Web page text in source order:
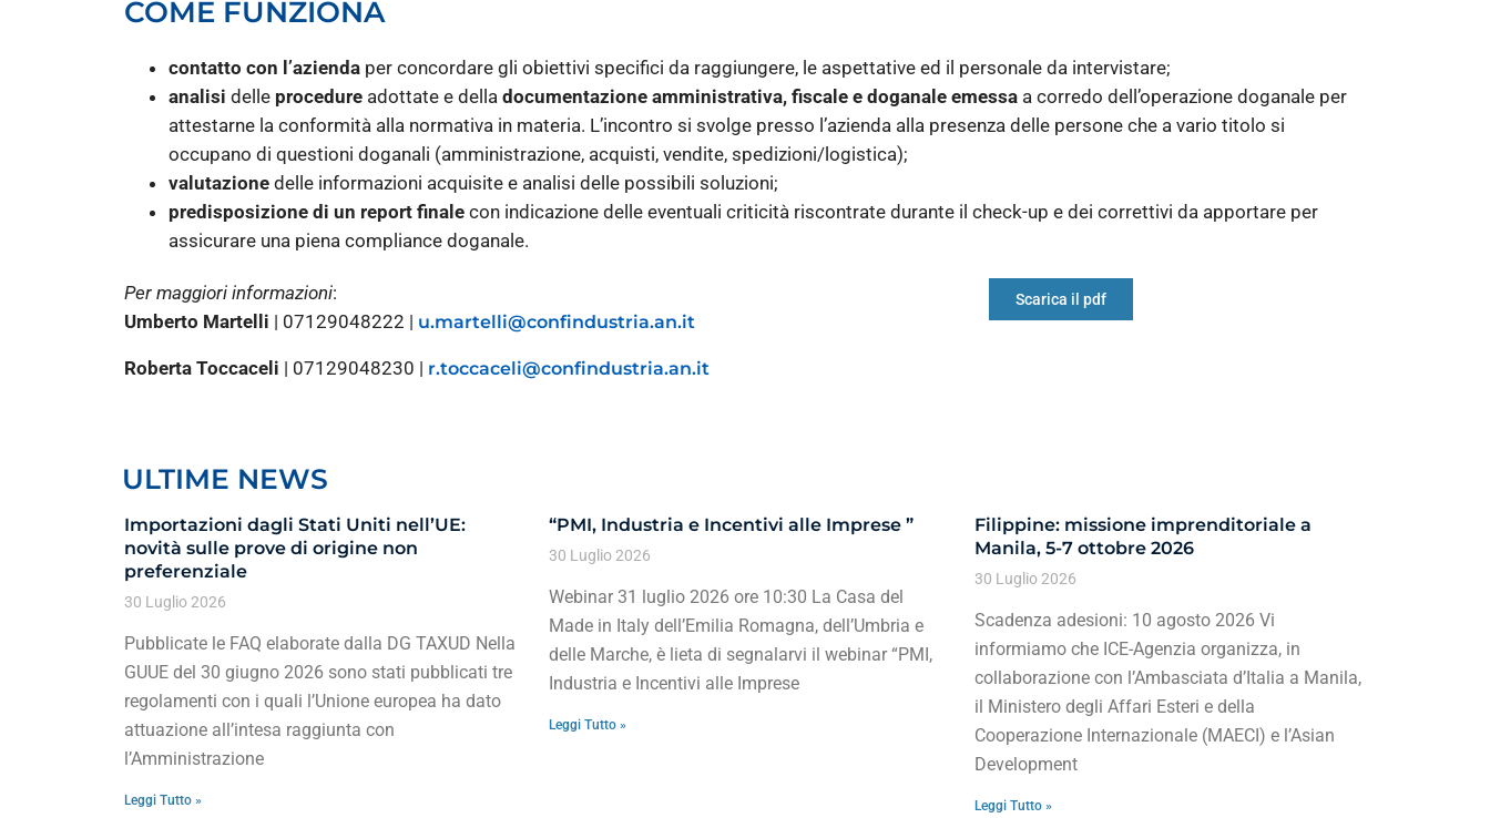
COME FUNZIONA
contatto con l’azienda per concordare gli obiettivi specifici da raggiungere, le aspettative ed il personale da intervistare;
analisi delle procedure adottate e della documentazione amministrativa, fiscale e doganale emessa a corredo dell’operazione doganale per
attestarne la conformità alla normativa in materia. L’incontro si svolge presso l’azienda alla presenza delle persone che a vario titolo si
occupano di questioni doganali (amministrazione, acquisti, vendite, spedizioni/logistica);
valutazione delle informazioni acquisite e analisi delle possibili soluzioni;
predisposizione di un report finale con indicazione delle eventuali criticità riscontrate durante il check-up e dei correttivi da apportare per
assicurare una piena compliance doganale.
Per maggiori informazioni:
Umberto Martelli | 07129048222 | u.martelli@confindustria.an.it
Roberta Toccaceli | 07129048230 | r.toccaceli@confindustria.an.it
Scarica il pdf
ULTIME NEWS
Importazioni dagli Stati Uniti nell’UE:
novità sulle prove di origine non
preferenziale
30 Luglio 2026
Pubblicate le FAQ elaborate dalla DG TAXUD Nella
GUUE del 30 giugno 2026 sono stati pubblicati tre
regolamenti con i quali l’Unione europea ha dato
attuazione all’intesa raggiunta con
l’Amministrazione
Leggi Tutto »
“PMI, Industria e Incentivi alle Imprese ”
30 Luglio 2026
Webinar 31 luglio 2026 ore 10:30 La Casa del
Made in Italy dell’Emilia Romagna, dell’Umbria e
delle Marche, è lieta di segnalarvi il webinar “PMI,
Industria e Incentivi alle Imprese
Leggi Tutto »
Filippine: missione imprenditoriale a
Manila, 5-7 ottobre 2026
30 Luglio 2026
Scadenza adesioni: 10 agosto 2026 Vi
informiamo che ICE-Agenzia organizza, in
collaborazione con l’Ambasciata d’Italia a Manila,
il Ministero degli Affari Esteri e della
Cooperazione Internazionale (MAECI) e l’Asian
Development
Leggi Tutto »